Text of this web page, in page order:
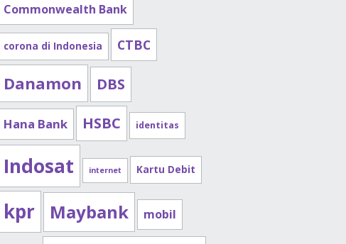
Commonwealth Bank
corona di Indonesia CTBC
Danamon DBS
Hana Bank HSBC identitas
Indosat internet Kartu Debit
kpr Maybank mobil